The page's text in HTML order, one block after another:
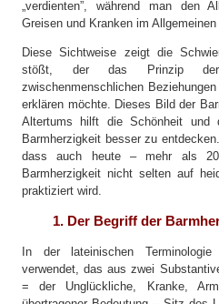
„verdienten”, während man den
Greisen und Kranken im
Diese Sichtweise zeigt die
stößt, der das Prinzip
zwischenmenschlichen
erklären möchte. Dieses Bild der
Altertums hilft die Schönheit und
Barmherzigkeit besser zu
dass auch heute – mehr als
Barmherzigkeit nicht selten auf
praktiziert wird.
1. Der Begriff der
In der lateinischen
verwendet, das aus zwei
= der Unglückliche, Kranke,